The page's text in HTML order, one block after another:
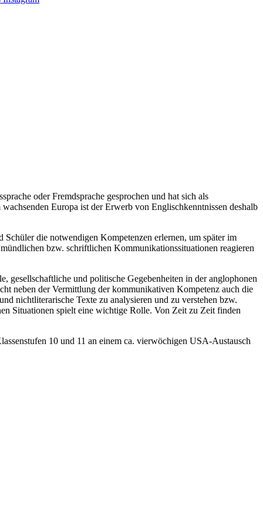
oder Fremdsprache gesprochen und hat sich als
Europa ist der Erwerb von Englischkenntnissen deshalb
die notwendigen Kompetenzen erlernen, um später im
bzw. schriftlichen Kommunikationssituationen reagieren
und politische Gegebenheiten in der anglophonen
neben der Vermittlung der kommunikativen Kompetenz auch die
nichtliterarische Texte zu analysieren und zu verstehen bzw.
Situationen spielt eine wichtige Rolle. Von Zeit zu Zeit finden
10 und 11 an einem ca. vierwöchigen USA-Austausch